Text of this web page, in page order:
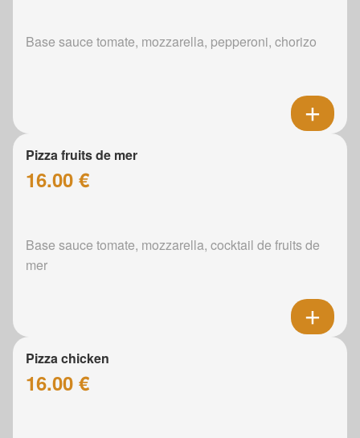
Base sauce tomate, mozzarella, pepperoni, chorizo
Pizza fruits de mer
16.00 €
Base sauce tomate, mozzarella, cocktail de fruits de
mer
Pizza chicken
16.00 €